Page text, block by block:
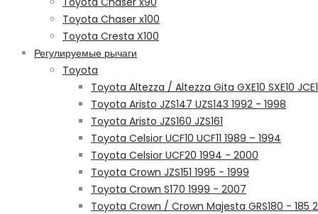
Toyota Chaser x100
Toyota Cresta X100
Регулируемые рычаги
Toyota
Toyota Altezza / Altezza Gita GXE10 SXE10
Toyota Aristo JZS147 UZS143 1992 - 1998
Toyota Aristo JZS160 JZS161
Toyota Celsior UCF10 UCF11 1989 – 1994
Toyota Celsior UCF20 1994 - 2000
Toyota Crown JZS151 1995 - 1999
Toyota Crown S170 1999 - 2007
Toyota Crown / Crown Majesta GRS180 - 185